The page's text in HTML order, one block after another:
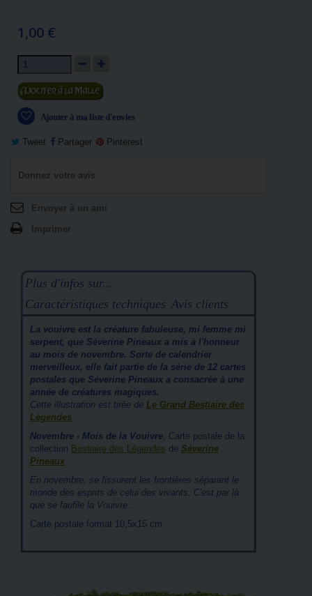
1,00 €
Ajouter au panier
Ajouter à ma liste d'envies
Tweet Partager Pinterest
Donnez votre avis
Envoyer à un ami
Imprimer
Plus d'infos sur...
Caractéristiques techniques Avis clients
La vouivre est la créature fabuleuse, mi femme mi
serpent, que Séverine Pineaux a mis à l'honneur
au mois de novembre. Sorte de calendrier
merveilleux, elle fait partie de la série de 12 cartes
postales que Séverine Pineaux a consacrée à une
année de créatures magiques.
Cette illustration est tirée de Le Grand Bestiaire des
Légendes.
Novembre - Mois de la Vouivre, Carte postale de la
collection Bestiaire des Légendes de Séverine
Pineaux
En novembre, se fissurent les frontières séparant le
monde des esprits de celui des vivants. C'est par là
que se faufile la Vouivre...
Carte postale format 10,5x15 cm.